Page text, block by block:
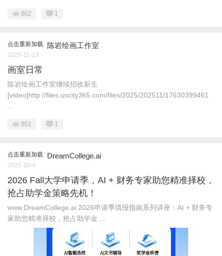
862 1
点击重新加载 陈岩绘画工作室
2025-11-13
画室日常
陈岩绘画工作室继续招收新生
[video]http://files.uscity365.com/files/2025/202511/17630399461
...
851 1
点击重新加载 DreamCollege.ai
2025-10-4
2026 Fall大学申请季，AI + 财务专家助您精准择校，
抢占助学金策略先机！
www.DreamCollege.ai 2026申请季填报指南系列讲座：AI + 财务专
家助您精准择校，抢占助学金 ...